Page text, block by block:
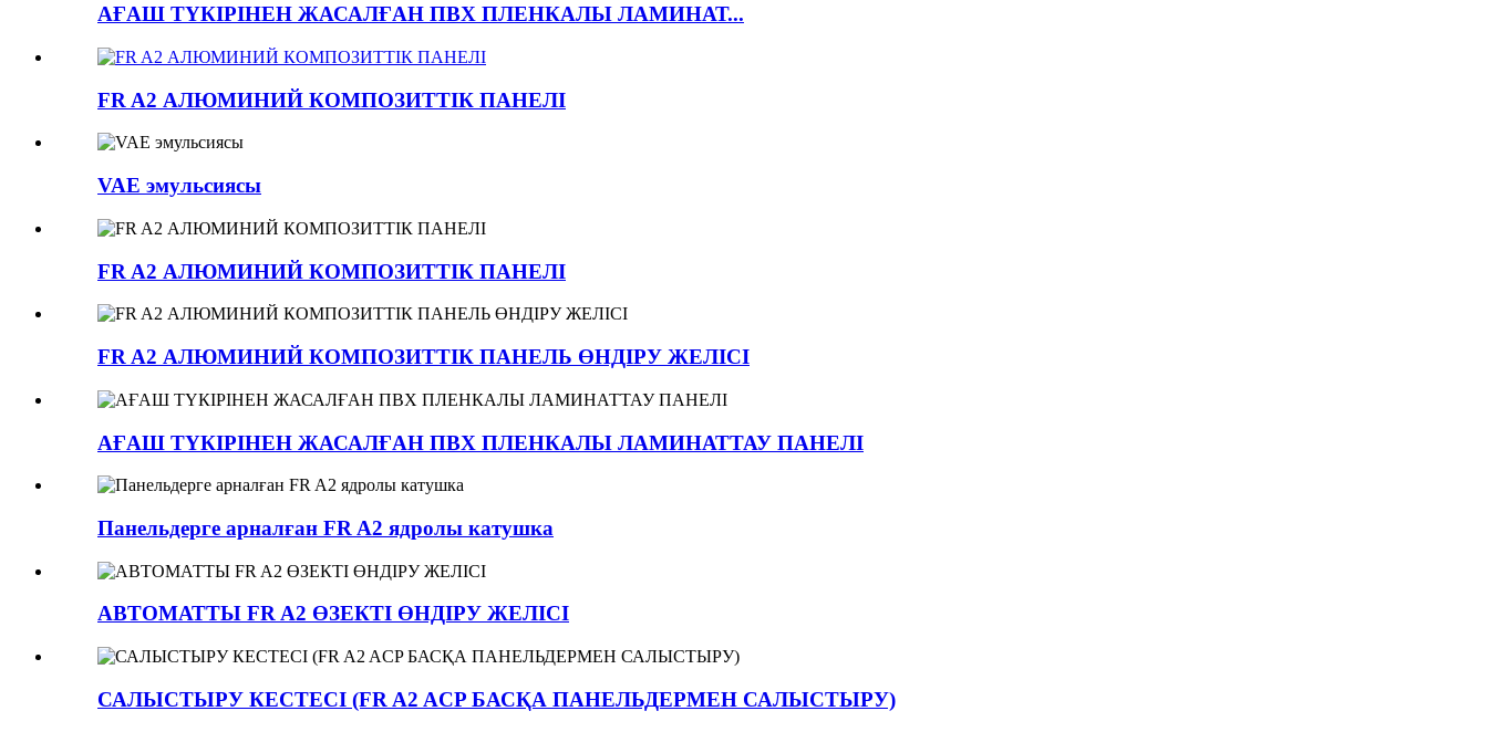
АҒАШ ТҮКІРІНЕН ЖАСАЛҒАН ПВХ ПЛЕНКАЛЫ ЛАМИНАТ...
FR A2 АЛЮМИНИЙ КОМПОЗИТТІК ПАНЕЛІ
VAE эмульсиясы
FR A2 АЛЮМИНИЙ КОМПОЗИТТІК ПАНЕЛІ
FR A2 АЛЮМИНИЙ КОМПОЗИТТІК ПАНЕЛЬ ӨНДІРУ ЖЕЛІСІ
АҒАШ ТҮКІРІНЕН ЖАСАЛҒАН ПВХ ПЛЕНКАЛЫ ЛАМИНАТТАУ ПАНЕЛІ
Панельдерге арналған FR A2 ядролы катушка
АВТОМАТТЫ FR A2 ӨЗЕКТІ ӨНДІРУ ЖЕЛІСІ
САЛЫСТЫРУ КЕСТЕСІ (FR A2 ACP БАСҚА ПАНЕЛЬДЕРМЕН САЛЫСТЫРУ)